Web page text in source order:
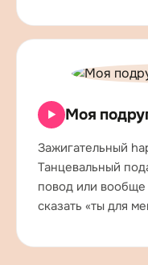
▶ Моя
Зажигательный
Танцевальный
повод или
сказать «ты для